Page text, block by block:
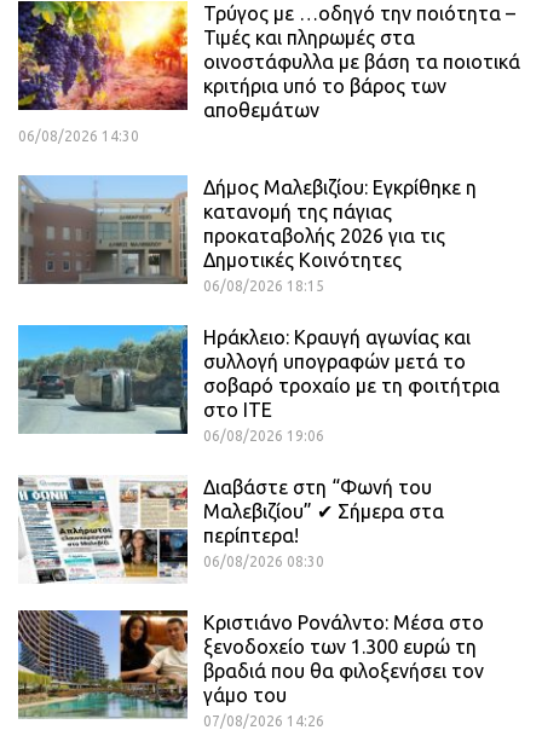
Τρύγος με …οδηγό την ποιότητα –
Τιμές και πληρωμές στα
οινοστάφυλλα με βάση τα ποιοτικά
κριτήρια υπό το βάρος των
αποθεμάτων
06/08/2026 14:30
Δήμος Μαλεβιζίου: Εγκρίθηκε η
κατανομή της πάγιας
προκαταβολής 2026 για τις
Δημοτικές Κοινότητες
06/08/2026 18:15
Ηράκλειο: Κραυγή αγωνίας και
συλλογή υπογραφών μετά το
σοβαρό τροχαίο με τη φοιτήτρια
στο ΙΤΕ
06/08/2026 19:06
Διαβάστε στη “Φωνή του
Μαλεβιζίου” ✔ Σήμερα στα
περίπτερα!
06/08/2026 08:30
Κριστιάνο Ρονάλντο: Μέσα στο
ξενοδοχείο των 1.300 ευρώ τη
βραδιά που θα φιλοξενήσει τον
γάμο του
07/08/2026 14:26